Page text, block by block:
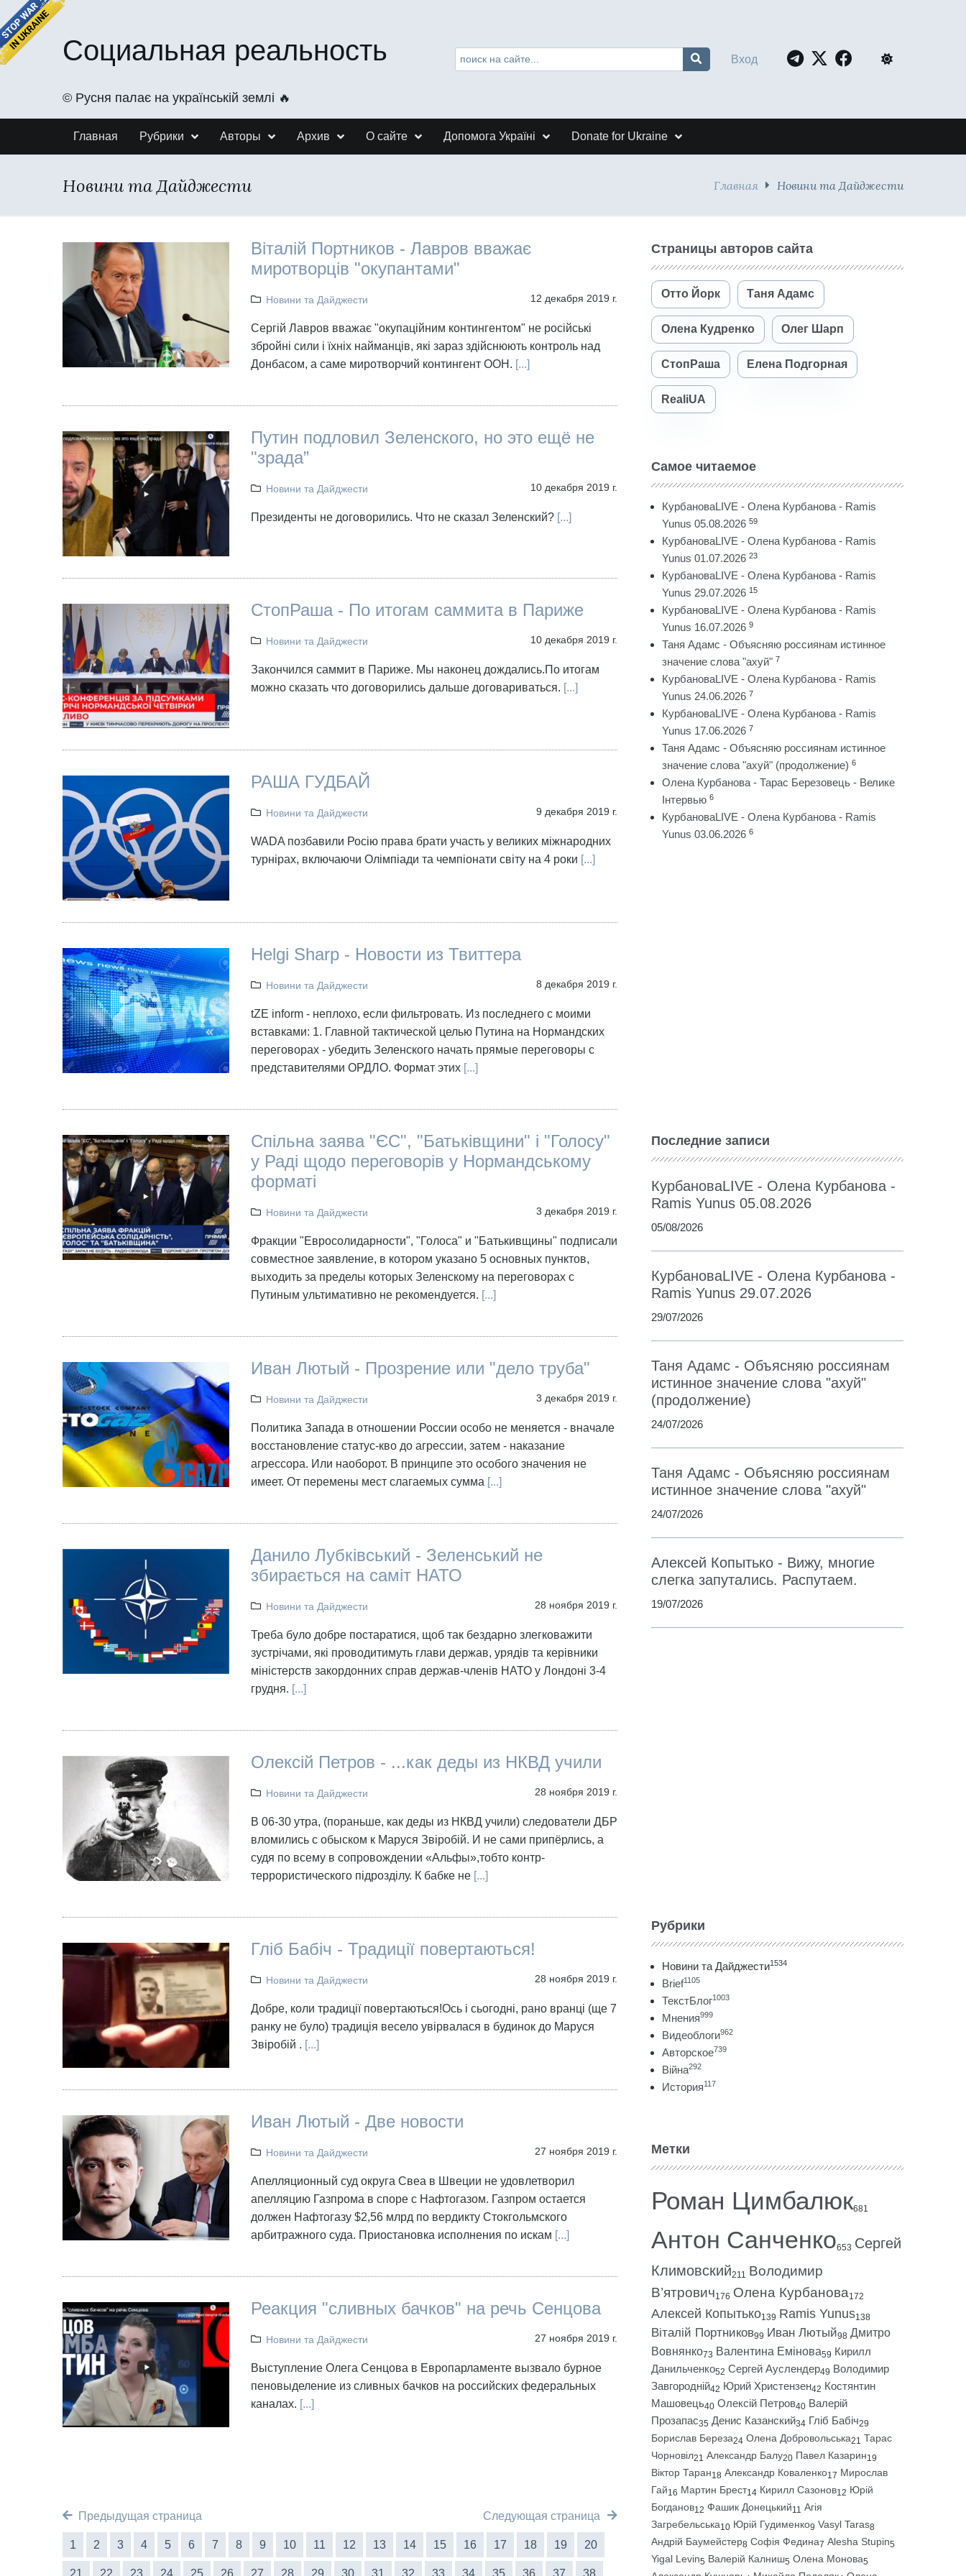
Социальная реальность
©️ Русня палає на українській землі 🔥
Вход
Главная Рубрики Авторы Архив О сайте Допомога Україні Donate for Ukraine
Новини та Дайджести Главная Новини та Дайджести
Віталій Портников - Лавров вважає
миротворців "окупантами"
Новини та Дайджести 12 декабря 2019 г.
Сергій Лавров вважає "окупаційним контингентом" не російські
збройні сили і їхніх найманців, які зараз здійснюють контроль над
Донбасом, а саме миротворчий контингент ООН. [...]
Путин подловил Зеленского, но это ещё не
"зрада”
Новини та Дайджести 10 декабря 2019 г.
Президенты не договорились. Что не сказал Зеленский? [...]
СтопРаша - По итогам саммита в Париже
Новини та Дайджести 10 декабря 2019 г.
Закончился саммит в Париже. Мы наконец дождались.По итогам
можно сказать что договорились дальше договариваться. [...]
РАША ГУДБАЙ
Новини та Дайджести 9 декабря 2019 г.
WADA позбавили Росію права брати участь у великих міжнародних
турнірах, включаючи Олімпіади та чемпіонати світу на 4 роки [...]
Helgi Sharp - Новости из Твиттера
Новини та Дайджести 8 декабря 2019 г.
tZE inform - неплохо, если фильтровать. Из последнего с моими
вставками: 1. Главной тактической целью Путина на Нормандских
переговорах - убедить Зеленского начать прямые переговоры с
представителями ОРДЛО. Формат этих [...]
Спільна заява "ЄС", "Батьківщини" і "Голосу"
у Раді щодо переговорів у Нормандському
форматі
Новини та Дайджести 3 декабря 2019 г.
Фракции "Евросолидарности", "Голоса" и "Батькивщины" подписали
совместное заявление, в котором указано 5 основных пунктов,
выходить за пределы которых Зеленскому на переговорах с
Путиным ультимативно не рекомендуется. [...]
Иван Лютый - Прозрение или "дело труба"
Новини та Дайджести 3 декабря 2019 г.
Политика Запада в отношении России особо не меняется - вначале
восстановление статус-кво до агрессии, затем - наказание
агрессора. Или наоборот. В принципе это особого значения не
имеет. От перемены мест слагаемых сумма [...]
Данило Лубківський - Зеленський не
збирається на саміт НАТО
Новини та Дайджести 28 ноября 2019 г.
Треба було добре постаратися, щоб так бездарно злегковажити
зустрічами, які проводитимуть глави держав, урядів та керівники
міністерств закордонних справ держав-членів НАТО у Лондоні 3-4
грудня. [...]
Олексій Петров - ...как деды из НКВД учили
Новини та Дайджести 28 ноября 2019 г.
В 06-30 утра, (пораньше, как деды из НКВД учили) следователи ДБР
вломились с обыском к Маруся Звіробій. И не сами припёрлись, а
судя по всему в сопровождении «Альфы»,тобто контр-
террористического підрозділу. К бабке не [...]
Гліб Бабіч - Традиції повертаються!
Новини та Дайджести 28 ноября 2019 г.
Добре, коли традиції повертаються!Ось і сьогодні, рано вранці (ще 7
ранку не було) традиція весело увірвалася в будинок до Маруся
Звіробій . [...]
Иван Лютый - Две новости
Новини та Дайджести 27 ноября 2019 г.
Апелляционный суд округа Свеа в Швеции не удовлетворил
апелляцию Газпрома в споре с Нафтогазом. Газпром остается
должен Нафтогазу $2,56 млрд по вердикту Стокгольмского
арбитражного суда. Приостановка исполнения по искам [...]
Реакция "сливных бачков" на речь Сенцова
Новини та Дайджести 27 ноября 2019 г.
Выступление Олега Сенцова в Европарламенте вызвало бурное
пеновыделение из сливных бачков на российских федеральных
каналах. [...]
Предыдущая страница Следующая страница
1 2 3 4 5 6 7 8 9 10 11 12 13 14 15 16 17 18 19 20
21 22 23 24 25 26 27 28 29 30 31 32 33 34 35 36 37 38
Страницы авторов сайта
Отто Йорк Таня Адамс
Олена Кудренко Олег Шарп
СтопРаша Елена Подгорная
RealiUA
Самое читаемое
КурбановаLIVE - Олена Курбанова - Ramis
Yunus 05.08.2026 59
КурбановаLIVE - Олена Курбанова - Ramis
Yunus 01.07.2026 23
КурбановаLIVE - Олена Курбанова - Ramis
Yunus 29.07.2026 15
КурбановаLIVE - Олена Курбанова - Ramis
Yunus 16.07.2026 9
Таня Адамс - Объясняю россиянам истинное
значение слова "ахуй" 7
КурбановаLIVE - Олена Курбанова - Ramis
Yunus 24.06.2026 7
КурбановаLIVE - Олена Курбанова - Ramis
Yunus 17.06.2026 7
Таня Адамс - Объясняю россиянам истинное
значение слова "ахуй" (продолжение) 6
Олена Курбанова - Тарас Березовець - Велике
Інтервью 6
КурбановаLIVE - Олена Курбанова - Ramis
Yunus 03.06.2026 6
Последние записи
КурбановаLIVE - Олена Курбанова -
Ramis Yunus 05.08.2026
05/08/2026
КурбановаLIVE - Олена Курбанова -
Ramis Yunus 29.07.2026
29/07/2026
Таня Адамс - Объясняю россиянам
истинное значение слова "ахуй"
(продолжение)
24/07/2026
Таня Адамс - Объясняю россиянам
истинное значение слова "ахуй"
24/07/2026
Алексей Копытько - Вижу, многие
слегка запутались. Распутаем.
19/07/2026
Рубрики
Новини та Дайджести1534
Brief1105
ТекстБлог1003
Мнения999
Видеоблоги962
Авторское739
Війна292
История117
Метки
Роман Цимбалюк681
Антон Санченко653 Сергей
Климовский211 Володимир
В’ятрович176 Олена Курбанова172
Алексей Копытько139 Ramis Yunus138
Віталій Портников99 Иван Лютый98 Дмитро
Вовнянко73 Валентина Емінова59 Кирилл
Данильченко52 Сергей Ауслендер49 Володимир
Завгородній42 Юрий Христензен42 Костянтин
Машовець40 Олексій Петров40 Валерій
Прозапас35 Денис Казанский34 Гліб Бабіч29
Борислав Береза24 Олена Добровольська21 Тарас
Чорновіл21 Александр Балу20 Павел Казарин19
Віктор Таран18 Александр Коваленко17 Мирослав
Гай16 Мартин Брест14 Кирилл Сазонов12 Юрій
Богданов12 Фашик Донецький11 Агія
Загребельська10 Юрій Гудименко9 Vasyl Taras8
Андрій Баумейстер8 Софія Федина7 Alesha Stupin5
Yigal Levin5 Валерій Калниш5 Олена Монова5